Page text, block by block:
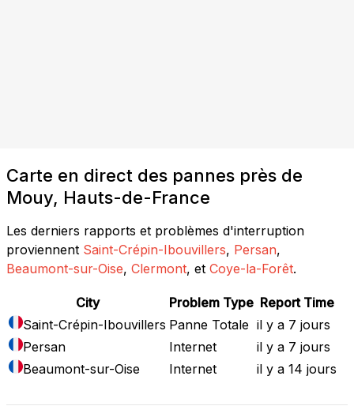
Carte en direct des pannes près de
Mouy, Hauts-de-France
Les derniers rapports et problèmes d'interruption
proviennent Saint-Crépin-Ibouvillers, Persan,
Beaumont-sur-Oise, Clermont, et Coye-la-Forêt.
City Problem Type Report Time
Saint-Crépin-Ibouvillers Panne Totale il y a 7 jours
Persan
Internet
il y a 7 jours
Beaumont-sur-Oise
Internet il y a 14 jours